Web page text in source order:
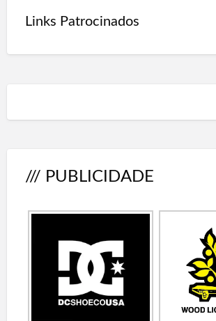
Links Patrocinados
/// PUBLICIDADE